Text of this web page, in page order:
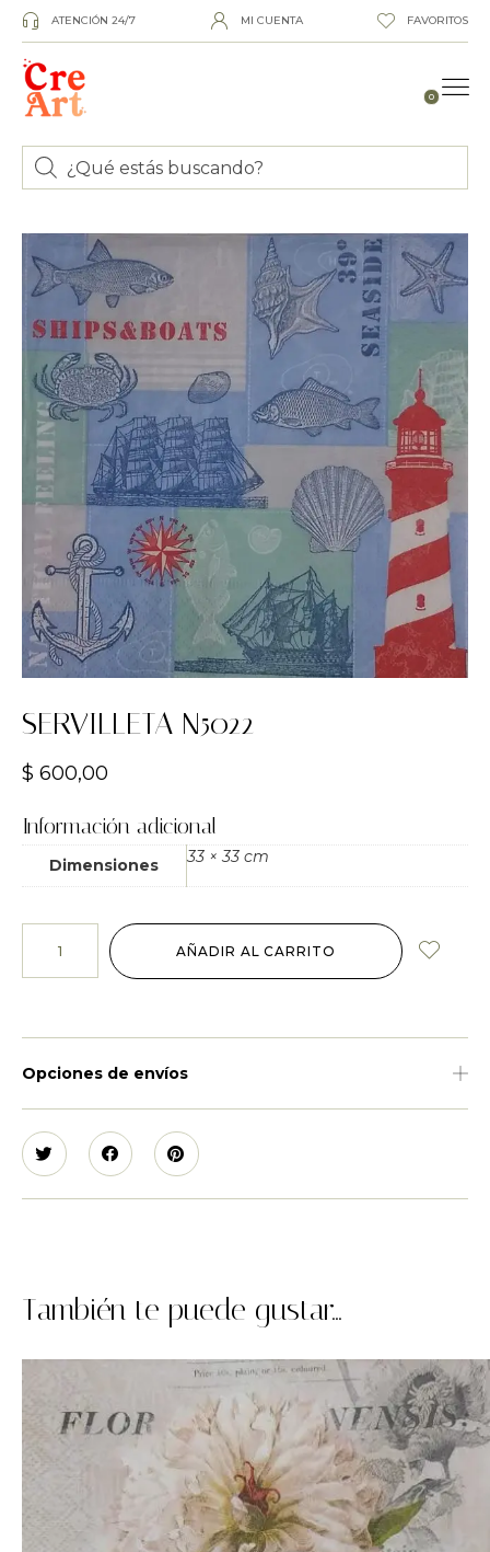
ATENCIÓN 24/7 MI CUENTA FAVORITOS
0
SERVILLETA N5022
$ 600,00
Información adicional
Dimensiones 33 × 33 cm
AÑADIR AL CARRITO
Opciones de envíos
También te puede gustar...